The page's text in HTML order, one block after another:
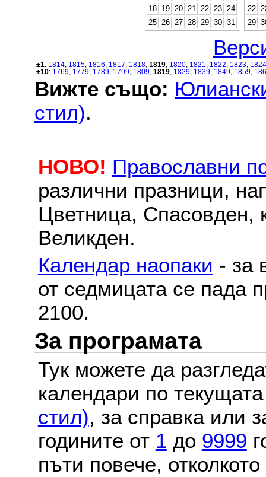
18
19 20 21 22 23
24
25
26 27 28 29 30 31
22
29
±1: 1814 1815 1816 1817 1818 1819 1820 1821 1822 1823 1824
±10: 1769 1779 1789 1799 1809 1819 1829 1839 1849 1859
Вижте също:
стил).
НОВО! Православни
различни празници,
Цветница, Спасовден,
Великден.
Календар наопаки - за
от седмицата се пада
2100.
За програмата
Тук можете да
календари по
стил), за справка или
годините от 1 до 9999
пъти повече,